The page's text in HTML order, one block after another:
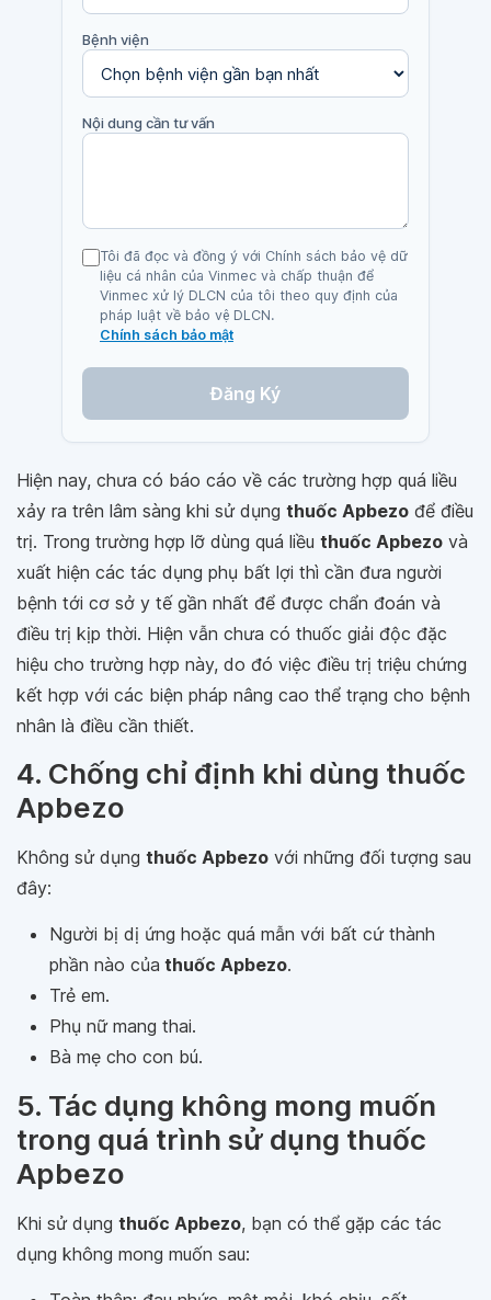
Bệnh viện
Nội dung cần tư vấn
Tôi đã đọc và đồng ý với Chính sách bảo vệ dữ
liệu cá nhân của Vinmec và chấp thuận để
Vinmec xử lý DLCN của tôi theo quy định của
pháp luật về bảo vệ DLCN.
Chính sách bảo mật
Đăng Ký
Hiện nay, chưa có báo cáo về các trường hợp quá liều
xảy ra trên lâm sàng khi sử dụng thuốc Apbezo để điều
trị. Trong trường hợp lỡ dùng quá liều thuốc Apbezo và
xuất hiện các tác dụng phụ bất lợi thì cần đưa người
bệnh tới cơ sở y tế gần nhất để được chẩn đoán và
điều trị kịp thời. Hiện vẫn chưa có thuốc giải độc đặc
hiệu cho trường hợp này, do đó việc điều trị triệu chứng
kết hợp với các biện pháp nâng cao thể trạng cho bệnh
nhân là điều cần thiết.
4. Chống chỉ định khi dùng thuốc
Apbezo
Không sử dụng thuốc Apbezo với những đối tượng sau
đây:
Người bị dị ứng hoặc quá mẫn với bất cứ thành
phần nào của thuốc Apbezo.
Trẻ em.
Phụ nữ mang thai.
Bà mẹ cho con bú.
5. Tác dụng không mong muốn
trong quá trình sử dụng thuốc
Apbezo
Khi sử dụng thuốc Apbezo, bạn có thể gặp các tác
dụng không mong muốn sau: